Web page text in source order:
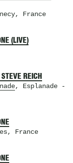
France
(LIVE)
REICH
, Esplanade-
France